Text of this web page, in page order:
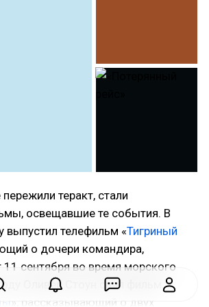
теракт, стали
освещавшие те события. В
выпустил телефильм «Тигриный
о дочери командира,
11 сентября во время морского
Оливер Стоун снял фильм
», рассказывающий о двух